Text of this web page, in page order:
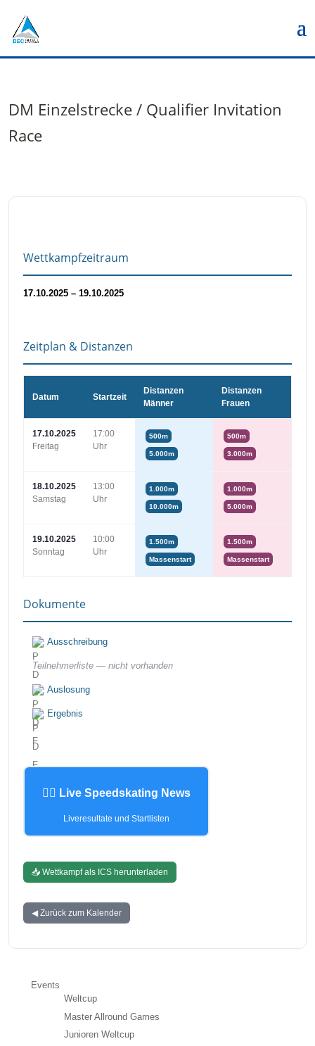
DM Einzelstrecke / Qualifier Invitation
Race
Wettkampfzeitraum
17.10.2025 – 19.10.2025
Zeitplan & Distanzen
Datum Startzeit
Distanzen
Männer
Distanzen
Frauen
17.10.2025
Freitag
17:00
Uhr
500m
5.000m
500m
3.000m
18.10.2025
Samstag
13:00
Uhr
1.000m
10.000m
1.000m
5.000m
19.10.2025
Sonntag
10:00
Uhr
1.500m
Massenstart
1.500m
Massenstart
Dokumente
Ausschreibung
Teilnehmerliste — nicht vorhanden
Auslosung
Ergebnis
🏃‍♂️ Live Speedskating News
Liveresultate und Startlisten
📥 Wettkampf als ICS herunterladen
◀ Zurück zum Kalender
Events
Weltcup
Master Allround Games
Junioren Weltcup